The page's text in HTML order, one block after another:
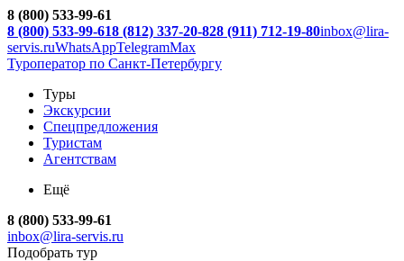
8 (800) 533-99-61
8 (800) 533-99-618 (812) 337-20-828 (911) 712-19-80inbox@lira-
servis.ruWhatsAppTelegramMax
Туроператор по Санкт-Петербургу
Туры
Экскурсии
Спецпредложения
Туристам
Агентствам
Ещё
8 (800) 533-99-61
inbox@lira-servis.ru
Подобрать тур